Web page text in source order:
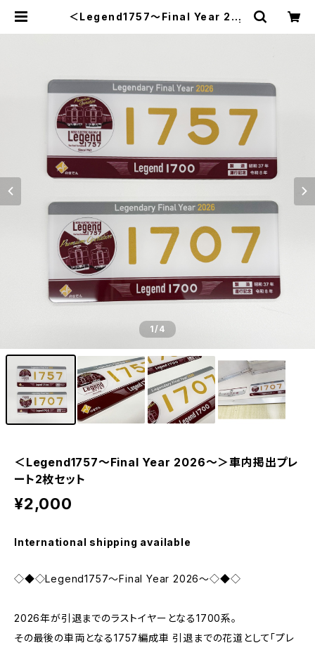
＜Legend1757～Final Year 202
1/4
＜Legend1757～Final Year 2026～＞車内掲出プレ
ート2枚セット
¥2,000
International shipping available
◇◆◇Legend1757～Final Year 2026～◇◆◇
2026年が引退までのラストイヤーとなる1700系。
その最後の車両となる1757編成車 引退までの花道として「プレ